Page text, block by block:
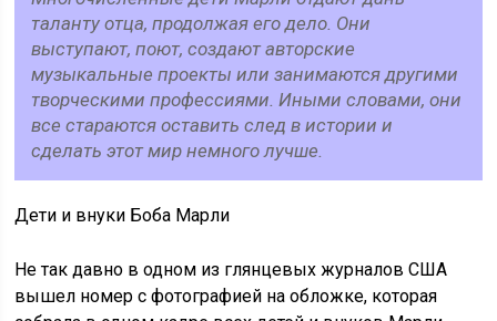
таланту отца, продолжая его дело. Они
выступают, поют, создают авторские
музыкальные проекты или занимаются другими
творческими профессиями. Иными словами, они
все стараются оставить след в истории и
сделать этот мир немного лучше.
Дети и внуки Боба Марли
Не так давно в одном из глянцевых журналов США
вышел номер с фотографией на обложке, которая